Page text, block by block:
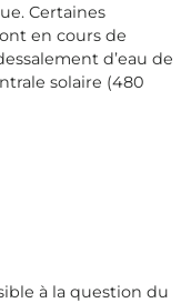
Certaines
en cours de
d’eau de
solaire (480
à la question du